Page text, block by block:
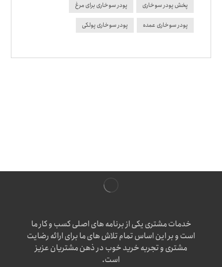
پخش پودر سوخاری پودر سوخاری برای مرغ
پودر سوخاری عمده پودر سوخاری پولکی
خدمات مشتری یکی از برنامه های اصلی کسب و کار ما
است و بر این اساس تمام تلاش های ما برای ارائه رضایت
مشتری و تجربه خرید خوب در ذهن مشتریان عزیز
است.